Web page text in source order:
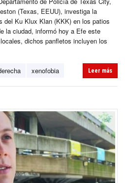
(Texas, EEUU), investiga la
del Ku Klux Klan (KKK) en los patios
la ciudad, informó hoy a Efe este
dichos panfletos incluyen los
xenofobia Leer más